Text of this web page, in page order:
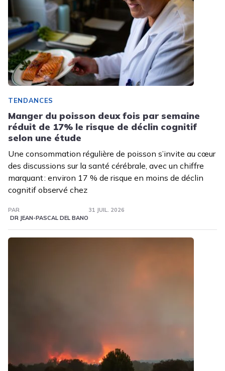
TENDANCES
Manger du poisson deux fois par semaine
réduit de 17% le risque de déclin cognitif
selon une étude
Une consommation régulière de poisson s’invite au cœur
des discussions sur la santé cérébrale, avec un chiffre
marquant : environ 17 % de risque en moins de déclin
cognitif observé chez
PAR
DR JEAN-PASCAL DEL BANO
31 JUIL. 2026